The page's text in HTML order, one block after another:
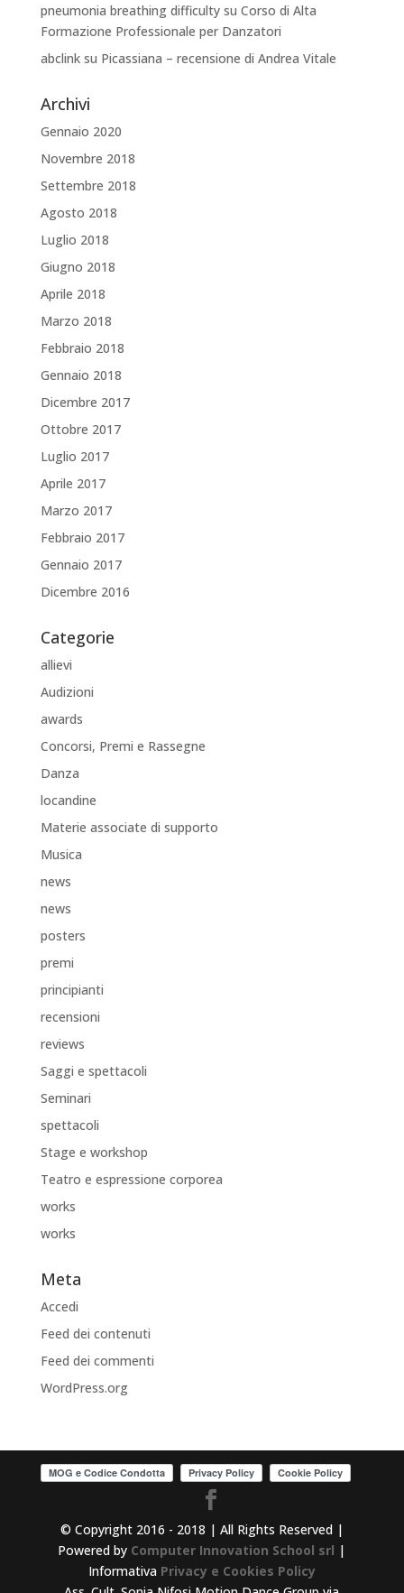
pneumonia breathing difficultysu Corso di Alta
Formazione Professionale per Danzatori
abclinksu Picassiana – recensione di Andrea Vitale
Archivi
Gennaio 2020
Novembre 2018
Settembre 2018
Agosto 2018
Luglio 2018
Giugno 2018
Aprile 2018
Marzo 2018
Febbraio 2018
Gennaio 2018
Dicembre 2017
Ottobre 2017
Luglio 2017
Aprile 2017
Marzo 2017
Febbraio 2017
Gennaio 2017
Dicembre 2016
Categorie
allievi
Audizioni
awards
Concorsi, Premi e Rassegne
Danza
locandine
Materie associate di supporto
Musica
news
news
posters
premi
principianti
recensioni
reviews
Saggi e spettacoli
Seminari
spettacoli
Stage e workshop
Teatro e espressione corporea
works
works
Meta
Accedi
Feed dei contenuti
Feed dei commenti
WordPress.org
© Copyright 2016 - 2018 | All Rights Reserved |
Powered by Computer Innovation School srl |
Informativa Privacy e Cookies Policy